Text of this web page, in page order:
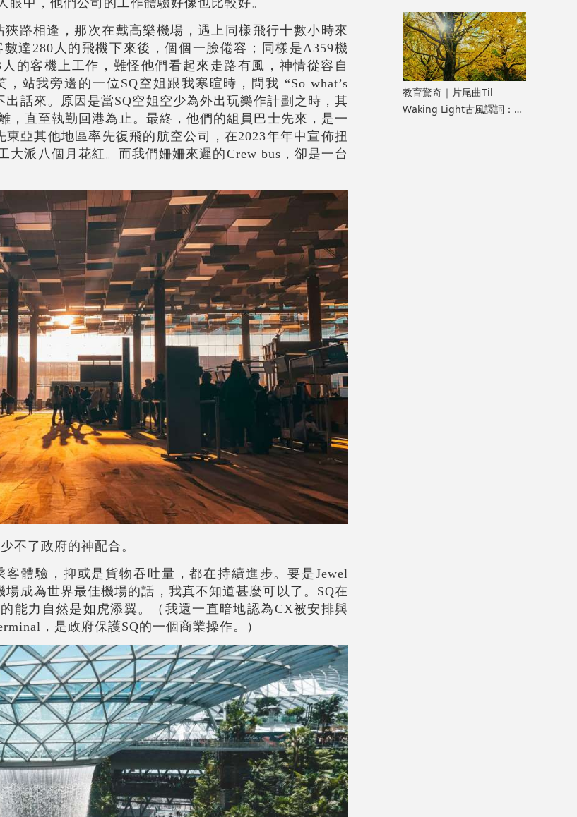
中，他們公司的工作體驗好像也比較好。
路相逢，那次在戴高樂機場，遇上同樣飛行十數小時來
達280人的飛機下來後，個個一臉倦容；同樣是A359機
的客機上工作，難怪他們看起來走路有風，神情從容自
站我旁邊的一位SQ空姐跟我寒暄時，問我 “So what’s
話來。原因是當SQ空姐空少為外出玩樂作計劃之時，其
，直至執勤回港為止。最終，他們的組員巴士先來，是一
東亞其他地區率先復飛的航空公司，在2023年年中宣佈扭
大派八個月花紅。而我們姍姍來遲的Crew bus，卻是一台
不了政府的神配合。
體驗，抑或是貨物吞吐量，都在持續進步。要是Jewel
成為世界最佳機場的話，我真不知道甚麼可以了。SQ在
能力自然是如虎添翼。（我還一直暗地認為CX被安排與
，是政府保護SQ的一個商業操作。）
教育驚奇｜片尾曲Til
Waking Light古風譯詞：